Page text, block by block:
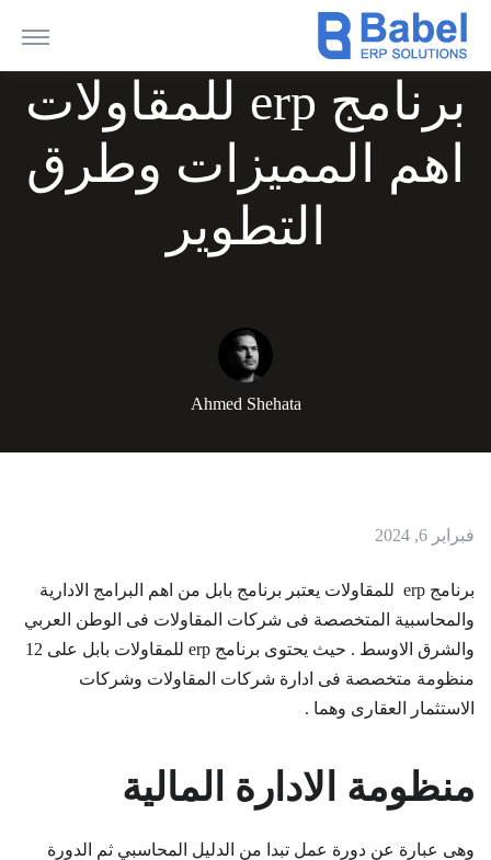
برنامج erp للمقاولات
اهم المميزات وطرق
التطوير
Ahmed Shehata
فبراير 6, 2024
برنامج erp للمقاولات يعتبر برنامج بابل من اهم البرامج الادارية
والمحاسبية المتخصصة فى شركات المقاولات فى الوطن العربي
والشرق الاوسط . حيث يحتوى برنامج erp للمقاولات بابل على 12
منظومة متخصصة فى ادارة شركات المقاولات وشركات
الاستثمار العقارى وهما .
منظومة الادارة المالية
وهى عبارة عن دورة عمل تبدا من الدليل المحاسبي ثم الدورة